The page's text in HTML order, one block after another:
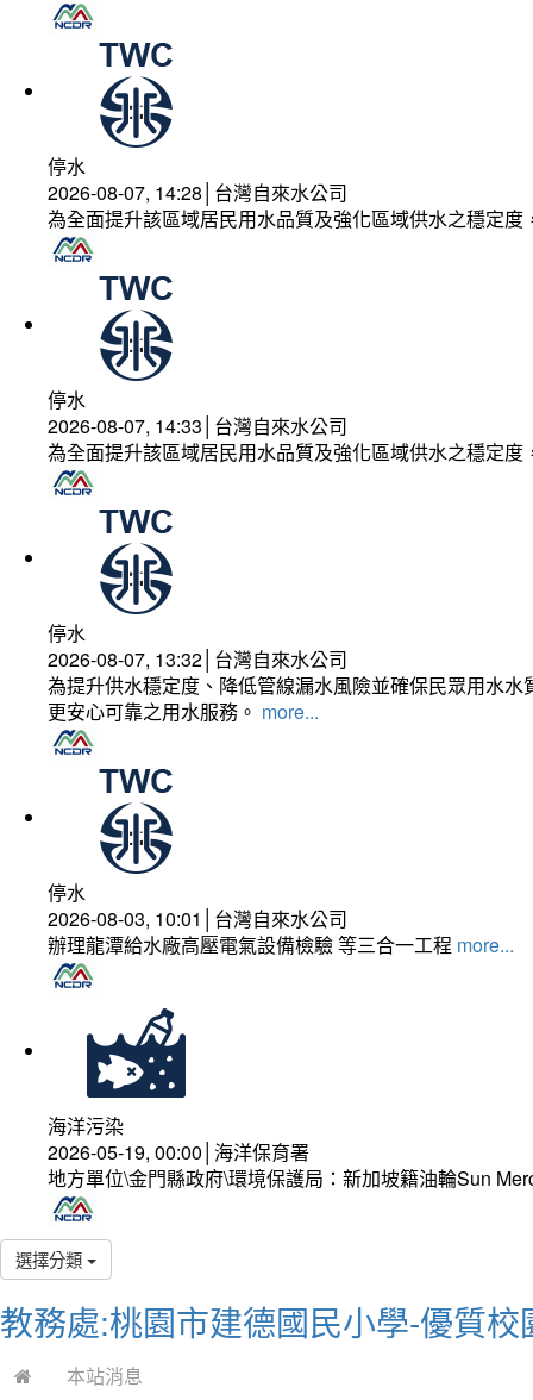
停水
2026-08-07, 14:28│台灣自來水公司
為全面提升該區域居民用水品質及強化區域供水之穩定
停水
2026-08-07, 14:33│台灣自來水公司
為全面提升該區域居民用水品質及強化區域供水之穩定
停水
2026-08-07, 13:32│台灣自來水公司
為提升供水穩定度、降低管線漏水風險並確保民眾用水
更安心可靠之用水服務。 more...
停水
2026-08-03, 10:01│台灣自來水公司
辦理龍潭給水廠高壓電氣設備檢驗 等三合一工程 more...
海洋污染
2026-05-19, 00:00│海洋保育署
地方單位\金門縣政府\環境保護局：新加坡籍油輪Sun
選擇分類
教務處:桃園市建德國民小學-優質校
本站消息